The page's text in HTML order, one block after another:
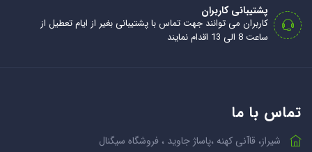
پشتیبانی کاربران
کاربران می توانند جهت تماس با پشتیبانی بغیر از ایام تعطیل از
ساعت 8 الی 13 اقدام نمایند
تماس با ما
شیراز، قاآنی کهنه ،پاساژ جاوید ، فروشگاه سیگنال